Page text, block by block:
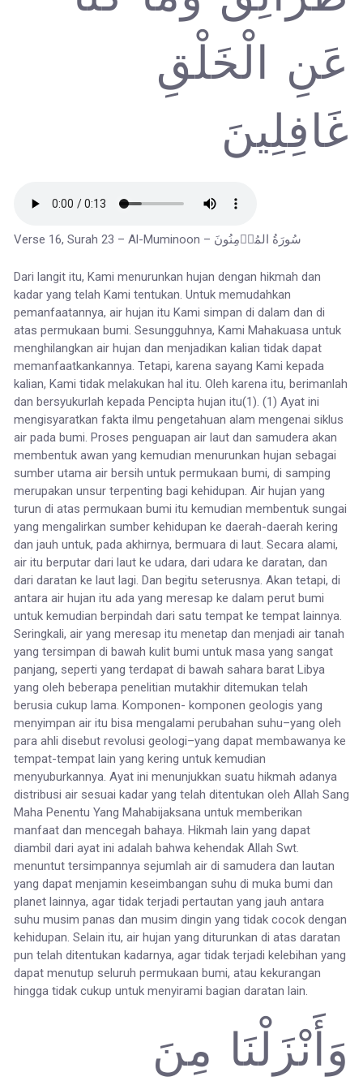
عَنِ الْخَلْقِ
غَافِلِينَ
Verse 16, Surah 23 – Al-Muminoon – سُورَةُ المُؤۡمِنُونَ
Dari langit itu, Kami menurunkan hujan dengan hikmah dan
kadar yang telah Kami tentukan. Untuk memudahkan
pemanfaatannya, air hujan itu Kami simpan di dalam dan di
atas permukaan bumi. Sesungguhnya, Kami Mahakuasa untuk
menghilangkan air hujan dan menjadikan kalian tidak dapat
memanfaatkankannya. Tetapi, karena sayang Kami kepada
kalian, Kami tidak melakukan hal itu. Oleh karena itu, berimanlah
dan bersyukurlah kepada Pencipta hujan itu(1). (1) Ayat ini
mengisyaratkan fakta ilmu pengetahuan alam mengenai siklus
air pada bumi. Proses penguapan air laut dan samudera akan
membentuk awan yang kemudian menurunkan hujan sebagai
sumber utama air bersih untuk permukaan bumi, di samping
merupakan unsur terpenting bagi kehidupan. Air hujan yang
turun di atas permukaan bumi itu kemudian membentuk sungai
yang mengalirkan sumber kehidupan ke daerah-daerah kering
dan jauh untuk, pada akhirnya, bermuara di laut. Secara alami,
air itu berputar dari laut ke udara, dari udara ke daratan, dan
dari daratan ke laut lagi. Dan begitu seterusnya. Akan tetapi, di
antara air hujan itu ada yang meresap ke dalam perut bumi
untuk kemudian berpindah dari satu tempat ke tempat lainnya.
Seringkali, air yang meresap itu menetap dan menjadi air tanah
yang tersimpan di bawah kulit bumi untuk masa yang sangat
panjang, seperti yang terdapat di bawah sahara barat Libya
yang oleh beberapa penelitian mutakhir ditemukan telah
berusia cukup lama. Komponen- komponen geologis yang
menyimpan air itu bisa mengalami perubahan suhu–yang oleh
para ahli disebut revolusi geologi–yang dapat membawanya ke
tempat-tempat lain yang kering untuk kemudian
menyuburkannya. Ayat ini menunjukkan suatu hikmah adanya
distribusi air sesuai kadar yang telah ditentukan oleh Allah Sang
Maha Penentu Yang Mahabijaksana untuk memberikan
manfaat dan mencegah bahaya. Hikmah lain yang dapat
diambil dari ayat ini adalah bahwa kehendak Allah Swt.
menuntut tersimpannya sejumlah air di samudera dan lautan
yang dapat menjamin keseimbangan suhu di muka bumi dan
planet lainnya, agar tidak terjadi pertautan yang jauh antara
suhu musim panas dan musim dingin yang tidak cocok dengan
kehidupan. Selain itu, air hujan yang diturunkan di atas daratan
pun telah ditentukan kadarnya, agar tidak terjadi kelebihan yang
dapat menutup seluruh permukaan bumi, atau kekurangan
hingga tidak cukup untuk menyirami bagian daratan lain.
وَأَنْزَلْنَا مِنَ